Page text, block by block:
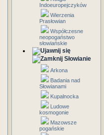
Indoeuropejczyków
Wierzenia
Prasłowian
Współczesne
neopogaństwo
słowiańskie
Słowianie
Arkona
Badania nad
Słowianami
Kupalnocka
Ludowe
kosmogonie
Mazowsze
pogańskie